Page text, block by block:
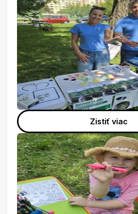
Zistiť viac